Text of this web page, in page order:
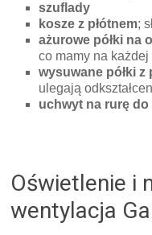
szuflady
kosze z płótnem;
ażurowe półki na
co mamy na każdej
wysuwane półki z
ulegają
uchwyt na rurę
Oświetlenie i
wentylacja